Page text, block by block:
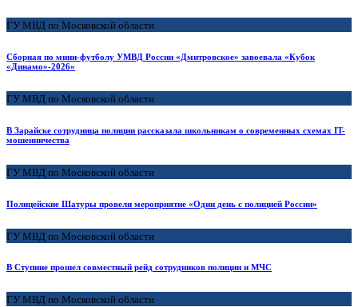
ГУ МВД по Московской области
Сборная по мини-футболу УМВД России «Дмитровское» завоевала «Кубок
«Динамо»-2026»
ГУ МВД по Московской области
В Зарайске сотрудница полиции рассказала школьникам о современных схемах IT-
мошенничества
ГУ МВД по Московской области
Полицейские Шатуры провели мероприятие «Один день с полицией России»
ГУ МВД по Московской области
В Ступине прошел совместный рейд сотрудников полиции и МЧС
ГУ МВД по Московской области